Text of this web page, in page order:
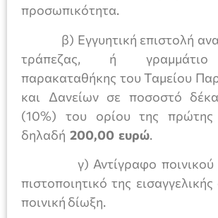
προσωπικότητα.
β) Εγγυητική επιστολή
τράπεζας, ή γραμμάτιο
παρακαταθήκης του Ταμείου
και Δανείων σε ποσοστό
(10%) του ορίου της
δηλαδή 200,00 ευρώ.
γ) Αντίγραφο ποινικού
πιστοποιητικό της
ποινική δίωξη.